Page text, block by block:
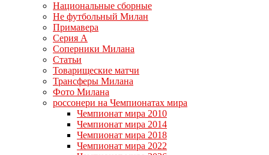
Национальные сборные
Не футбольный Милан
Примавера
Серия А
Соперники Милана
Статьи
Товарищеские матчи
Трансферы Милана
Фото Милана
россонери на Чемпионатах мира
Чемпионат мира 2010
Чемпионат мира 2014
Чемпионат мира 2018
Чемпионат мира 2022